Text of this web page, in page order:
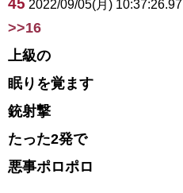
45 2022/09/05(月) 10:37:26.97
>>16
上級の
眠りを覚ます
銃射撃
たった2発で
悪事ポロポロ